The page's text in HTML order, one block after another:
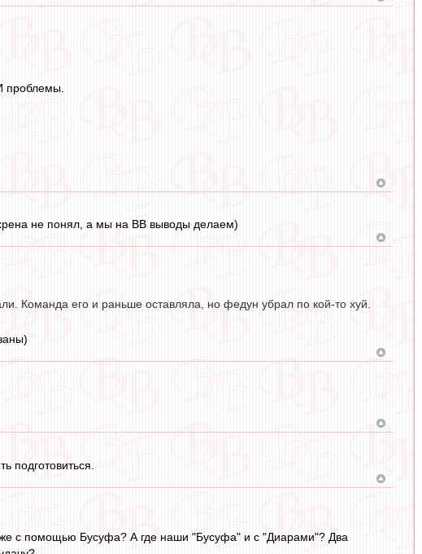
проблемы.
не понял, а мы на ВВ выводы делаем)
Команда его и раньше оставляла, но федун убрал по кой-то хуй.
подготовиться.
с помощью Бусуфа? А где наши "Бусуфа" и с "Диарами"? Два